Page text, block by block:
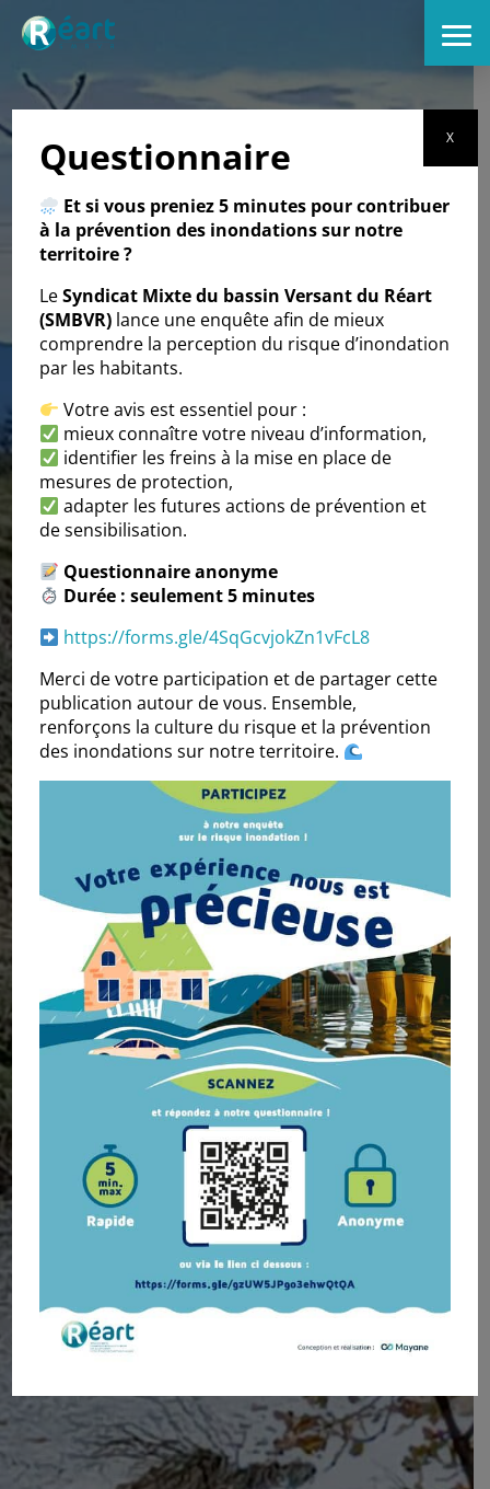
Travaux des Digues du
Réart
Questionnaire
Et si vous preniez 5 minutes pour contribuer
à la prévention des inondations sur notre
territoire ?
LeSyndicat Mixte du bassin Versant du Réart
(SMBVR) lance une enquête afin de mieux
comprendre la perception du risque d’inondation
par les habitants.
Votre avis est essentiel pour :
mieux connaître votre niveau d’information,
identifier les freins à la mise en place de
mesures de protection,
adapter les futures actions de prévention et
de sensibilisation.
Questionnaire anonyme
Durée : seulement 5 minutes
https://forms.gle/4SqGcvjokZn1vFcL8
Merci de votre participation et de partager cette
publication autour de vous. Ensemble,
renforçons la culture du risque et la prévention
des inondations sur notre territoire.
X